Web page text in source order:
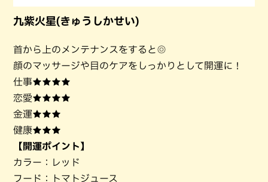
九紫火星(きゅうしかせい)
首から上のメンテナンスをすると◎
顔のマッサージや目のケアをしっかりとして開運に！
仕事★★★★
恋愛★★★★
金運★★★
健康★★★
【開運ポイント】
カラー：レッド
フード：トマトジュース